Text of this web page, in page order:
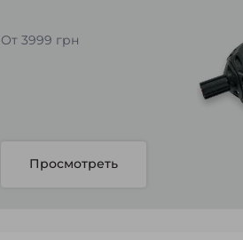
От 3999 грн
Просмотреть